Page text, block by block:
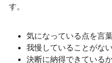
す。
気になっている点を言
我慢していることがな
決断に納得できている